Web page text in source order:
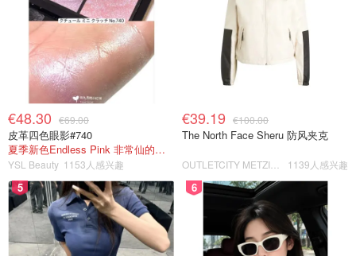
€48.30 €69.00
皮革四色眼影#740
夏季新色Endless Pink 非常仙的亮片盘！
YSL Beauty 1153人感兴趣
€39.19 €100.00
The North Face Sheru 防风夹克
1139人感兴趣
5 6